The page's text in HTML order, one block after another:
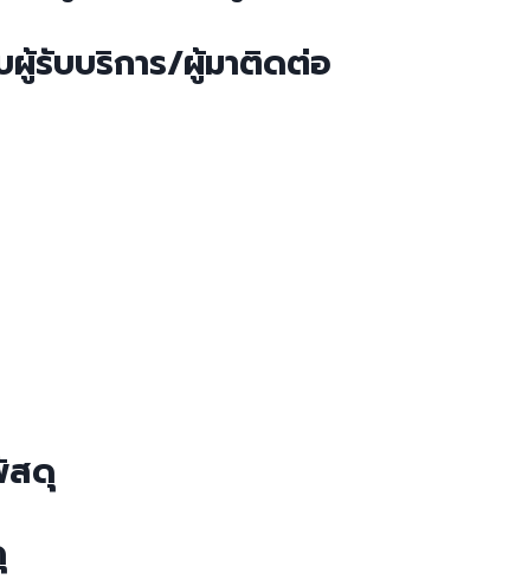
ผู้รับบริการ/ผู้มาติดต่อ​
สดุ